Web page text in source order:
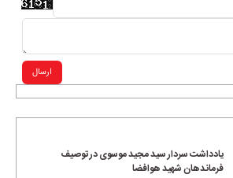
یادداشت سردار سید مجید موسوی در توصیف
فرماندهان شهید هوافضا
ارسال